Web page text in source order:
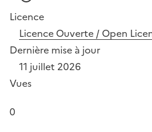
Licence
Licence Ouverte / Open
Dernière mise à jour
11 juillet 2026
Vues
0